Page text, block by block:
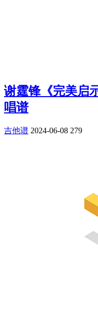
谢霆锋《完美启
唱谱
吉他谱 2024-06-08 279